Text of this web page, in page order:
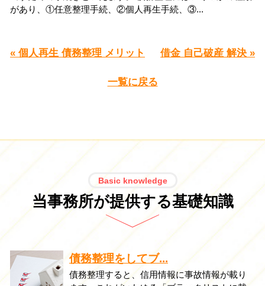
があり、①任意整理手続、②個人再生手続、③...
« 個人再生 債務整理 メリット 借金 自己破産 解決 »
一覧に戻る
Basic knowledge
当事務所が提供する基礎知識
債務整理をしてブ...
債務整理すると、信用情報に事故情報が載り